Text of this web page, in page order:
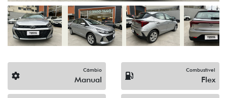
Câmbio
Manual
Combustível
Flex